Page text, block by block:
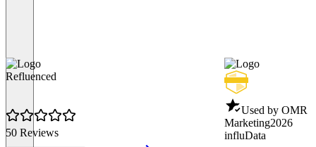
Refluenced
50 Reviews
Used by OMR
Marketing2026
influData